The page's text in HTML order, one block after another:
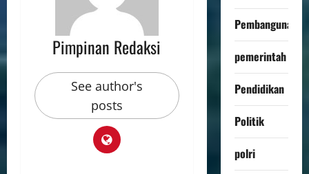
Pimpinan Redaksi
See author's
posts
Pembangunan
pemerintah
Pendidikan
Politik
polri